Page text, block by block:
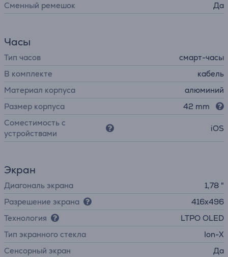
Сменный ремешок
Да
Часы
Тип часов
смарт-часы
В комплекте
кабель
Материал корпуса
алюминий
Размер корпуса
42 mm
Соместимость с
устройствами
iOS
Экран
Диагональ экрана
1,78 "
Разрешение экрана
416x496
Технология
LTPO OLED
Тип экранного стекла
Ion-X
Cенсорный экран
Да